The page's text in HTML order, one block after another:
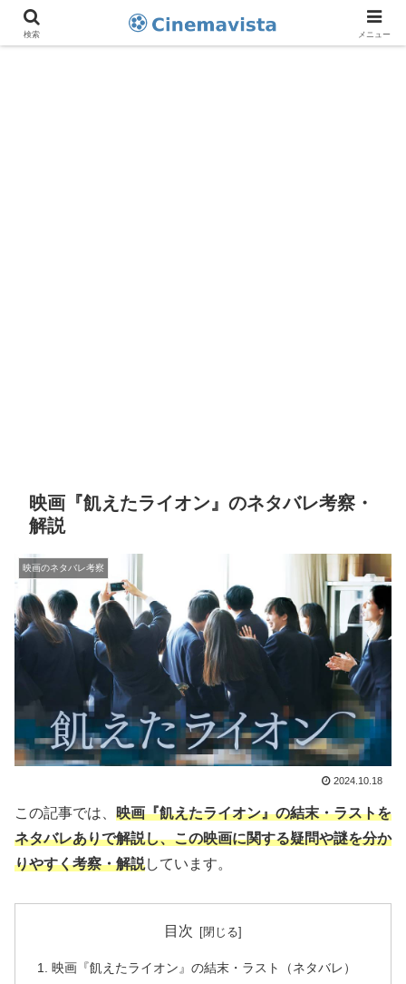
映画『飢えたライオン』のネタバレ考察・
解説
映画のネタバレ考察
2024.10.18
この記事では、 映画『飢えたライオン』の結末・ラストを
ネタバレありで解説し、この映画に関する疑問や謎を分か
りやすく考察・解説しています。
目次
映画『飢えたライオン』の結末・ラスト（ネタバレ）
検索 メニュー